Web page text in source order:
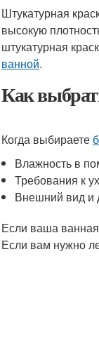
Штукатурная
высокую
штукатурная
ванной.
Как
Когда выбираете
Влажность в
Требования к
Внешний вид и
Если ваша
Если вам нужно